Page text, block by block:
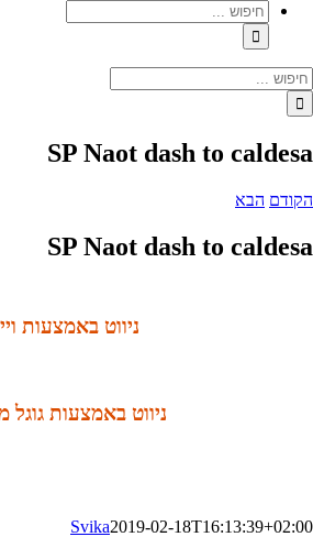
SP Naot dash to caldesa
הקודם הבא
SP Naot dash to caldesa
ניווט באמצעות
ניווט באמצעות גוגל
Svika2019-02-18T16:13:39+02:00